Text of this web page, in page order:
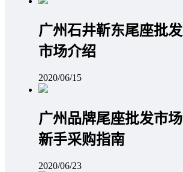
广州石井靳东尾座批发
市场介绍
2020/06/15
广州品牌尾座批发市场
新手采购指南
2020/06/23